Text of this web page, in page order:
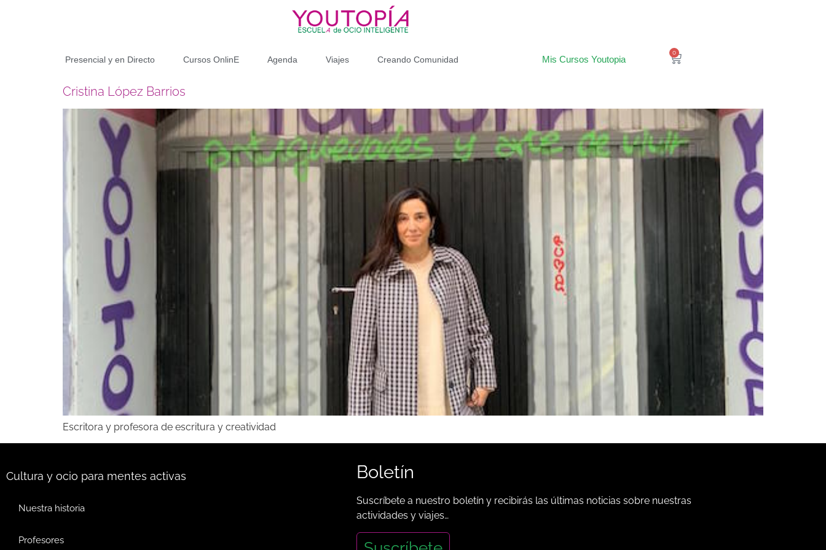
Presencial y en Directo Cursos OnlinE Agenda Viajes Creando Comunidad Mis Cursos Youtopia
0
Cristina López Barrios
Escritora y profesora de escritura y creatividad
Cultura y ocio para mentes activas
Nuestra historia
Profesores
Boletín
Suscríbete a nuestro boletín y recibirás las últimas noticias sobre nuestras
actividades y viajes…